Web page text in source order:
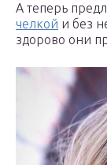
А теперь
челкой и без
здорово они